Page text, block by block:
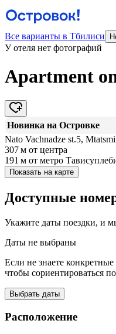
Все варианты в Тбилиси
У отеля нет фотографий
Apartment
Новинка на Островке
Nato Vachnadze st.5,
307 м от центра
191 м от метро
Показать на карте
Доступные
Укажите даты поездки, и
Даты не выбраны
Если не знаете
чтобы сориентироваться
Выбрать даты
Расположение